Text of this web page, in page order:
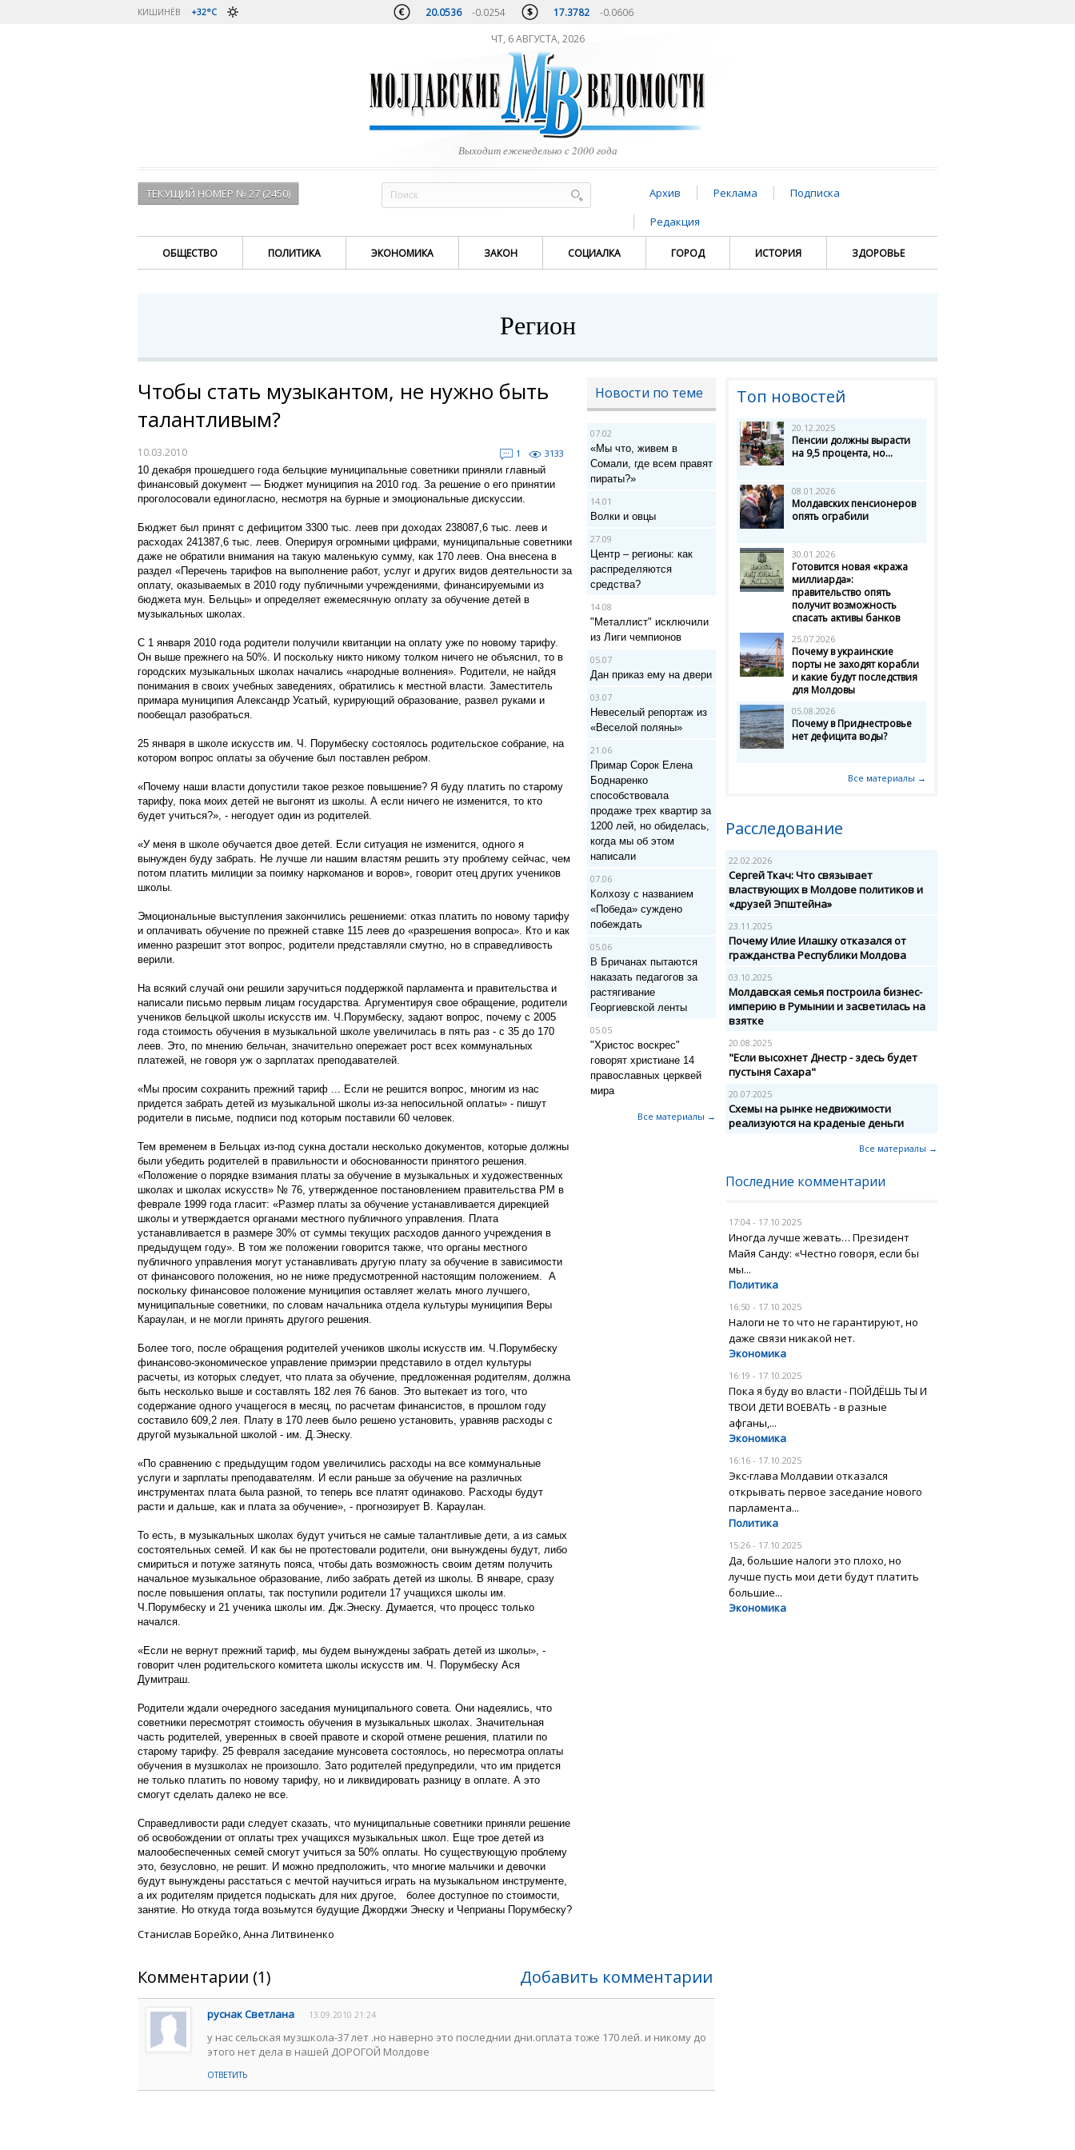
КИШИНЁВ +32°C 20.0536 -0.0254 17.3782 -0.0606
ЧТ, 6 АВГУСТА, 2026
Выходит еженедельно с 2000 года
ТЕКУЩИЙ НОМЕР № 27 (2450) Архив Реклама
Подписка
Редакция
ОБЩЕСТВО ПОЛИТИКА ЭКОНОМИКА ЗАКОН СОЦИАЛКА ГОРОД ИСТОРИЯ ЗДОРОВЬЕ
Регион
Чтобы стать музыкантом, не нужно быть
талантливым?
10.03.2010 1
3133
10 декабря прошедшего года бельцкие муниципальные советники приняли главный
финансовый документ — Бюджет муниципия на 2010 год. За решение о его принятии
проголосовали единогласно, несмотря на бурные и эмоциональные дискуссии.
Бюджет был принят с дефицитом 3300 тыс. леев при доходах 238087,6 тыс. леев и
расходах 241387,6 тыс. леев. Оперируя огромными цифрами, муниципальные советники
даже не обратили внимания на такую маленькую сумму, как 170 леев. Она внесена в
раздел «Перечень тарифов на выполнение работ, услуг и других видов деятельности за
оплату, оказываемых в 2010 году публичными учреждениями, финансируемыми из
бюджета мун. Бельцы» и определяет ежемесячную оплату за обучение детей в
музыкальных школах.
С 1 января 2010 года родители получили квитанции на оплату уже по новому тарифу.
Он выше прежнего на 50%. И поскольку никто никому толком ничего не объяснил, то в
городских музыкальных школах начались «народные волнения». Родители, не найдя
понимания в своих учебных заведениях, обратились к местной власти. Заместитель
примара муниципия Александр Усатый, курирующий образование, развел руками и
пообещал разобраться.
25 января в школе искусств им. Ч. Порумбеску состоялось родительское собрание, на
котором вопрос оплаты за обучение был поставлен ребром.
«Почему наши власти допустили такое резкое повышение? Я буду платить по старому
тарифу, пока моих детей не выгонят из школы. А если ничего не изменится, то кто
будет учиться?», - негодует один из родителей.
«У меня в школе обучается двое детей. Если ситуация не изменится, одного я
вынужден буду забрать. Не лучше ли нашим властям решить эту проблему сейчас, чем
потом платить милиции за поимку наркоманов и воров», говорит отец других учеников
школы.
Эмоциональные выступления закончились решениеми: отказ платить по новому тарифу
и оплачивать обучение по прежней ставке 115 леев до «разрешения вопроса». Кто и как
именно разрешит этот вопрос, родители представляли смутно, но в справедливость
верили.
На всякий случай они решили заручиться поддержкой парламента и правительства и
написали письмо первым лицам государства. Аргументируя свое обращение, родители
учеников бельцкой школы искусств им. Ч.Порумбеску, задают вопрос, почему с 2005
года стоимость обучения в музыкальной школе увеличилась в пять раз - с 35 до 170
леев. Это, по мнению бельчан, значительно опережает рост всех коммунальных
платежей, не говоря уж о зарплатах преподавателей.
«Мы просим сохранить прежний тариф ... Если не решится вопрос, многим из нас
придется забрать детей из музыкальной школы из-за непосильной оплаты» - пишут
родители в письме, подписи под которым поставили 60 человек.
Тем временем в Бельцах из-под сукна достали несколько документов, которые должны
были убедить родителей в правильности и обоснованности принятого решения.
«Положение о порядке взимания платы за обучение в музыкальных и художественных
школах и школах искусств» № 76, утвержденное постановлением правительства РМ в
феврале 1999 года гласит: «Размер платы за обучение устанавливается дирекцией
школы и утверждается органами местного публичного управления. Плата
устанавливается в размере 30% от суммы текущих расходов данного учреждения в
предыдущем году». В том же положении говорится также, что органы местного
публичного управления могут устанавливать другую плату за обучение в зависимости
от финансового положения, но не ниже предусмотренной настоящим положением. А
поскольку финансовое положение муниципия оставляет желать много лучшего,
муниципальные советники, по словам начальника отдела культуры муниципия Веры
Караулан, и не могли принять другого решения.
Более того, после обращения родителей учеников школы искусств им. Ч.Порумбеску
финансово-экономическое управление примэрии представило в отдел культуры
расчеты, из которых следует, что плата за обучение, предложенная родителям, должна
быть несколько выше и составлять 182 лея 76 банов. Это вытекает из того, что
содержание одного учащегося в месяц, по расчетам финансистов, в прошлом году
составило 609,2 лея. Плату в 170 леев было решено установить, уравняв расходы с
другой музыкальной школой - им. Д.Энеску.
«По сравнению с предыдущим годом увеличились расходы на все коммунальные
услуги и зарплаты преподавателям. И если раньше за обучение на различных
инструментах плата была разной, то теперь все платят одинаково. Расходы будут
расти и дальше, как и плата за обучение», - прогнозирует В. Караулан.
То есть, в музыкальных школах будут учиться не самые талантливые дети, а из самых
состоятельных семей. И как бы не протестовали родители, они вынуждены будут, либо
смириться и потуже затянуть пояса, чтобы дать возможность своим детям получить
начальное музыкальное образование, либо забрать детей из школы. В январе, сразу
после повышения оплаты, так поступили родители 17 учащихся школы им.
Ч.Порумбеску и 21 ученика школы им. Дж.Энеску. Думается, что процесс только
начался.
«Если не вернут прежний тариф, мы будем вынуждены забрать детей из школы», -
говорит член родительского комитета школы искусств им. Ч. Порумбеску Ася
Думитраш.
Родители ждали очередного заседания муниципального совета. Они надеялись, что
советники пересмотрят стоимость обучения в музыкальных школах. Значительная
часть родителей, уверенных в своей правоте и скорой отмене решения, платили по
старому тарифу. 25 февраля заседание мунсовета состоялось, но пересмотра оплаты
обучения в музшколах не произошло. Зато родителей предупредили, что им придется
не только платить по новому тарифу, но и ликвидировать разницу в оплате. А это
смогут сделать далеко не все.
Справедливости ради следует сказать, что муниципальные советники приняли решение
об освобождении от оплаты трех учащихся музыкальных школ. Еще трое детей из
малообеспеченных семей смогут учиться за 50% оплаты. Но существующую проблему
это, безусловно, не решит. И можно предположить, что многие мальчики и девочки
будут вынуждены расстаться с мечтой научиться играть на музыкальном инструменте,
а их родителям придется подыскать для них другое,
более доступное по стоимости,
занятие. Но откуда тогда возьмутся будущие Джорджи Энеску и Чеприаны Порумбеску?
Станислав Борейко, Анна Литвиненко
Новости по теме
07.02
«Мы что, живем в
Сомали, где всем правят
пираты?»
14.01
Волки и овцы
27.09
Центр – регионы: как
распределяются
средства?
14.08
"Металлист" исключили
из Лиги чемпионов
05.07
Дан приказ ему на двери
03.07
Невеселый репортаж из
«Веселой поляны»
21.06
Примар Сорок Елена
Боднаренко
способствовала
продаже трех квартир за
1200 лей, но обиделась,
когда мы об этом
написали
07.06
Колхозу с названием
«Победа» суждено
побеждать
05.06
В Бричанах пытаются
наказать педагогов за
растягивание
Георгиевской ленты
05.05
"Христос воскрес"
говорят христиане 14
православных церквей
мира
Все материалы →
Комментарии (1) Добавить комментарии
руснак Светлана 13.09.2010 21:24
у нас сельская музшкола-37 лет .но наверно это последнии дни.оплата тоже 170 лей. и никому до
этого нет дела в нашей ДОРОГОЙ Молдове
ОТВЕТИТЬ
Топ новостей
20.12.2025
Пенсии должны вырасти
на 9,5 процента, но...
08.01.2026
Молдавских пенсионеров
опять ограбили
30.01.2026
Готовится новая «кража
миллиарда»:
правительство опять
получит возможность
спасать активы банков
25.07.2026
Почему в украинские
порты не заходят корабли
и какие будут последствия
для Молдовы
05.08.2026
Почему в Приднестровье
нет дефицита воды?
Все материалы →
Расследование
22.02.2026
Сергей Ткач: Что связывает
властвующих в Молдове политиков и
«друзей Эпштейна»
23.11.2025
Почему Илие Илашку отказался от
гражданства Республики Молдова
03.10.2025
Молдавская семья построила бизнес-
империю в Румынии и засветилась на
взятке
20.08.2025
"Если высохнет Днестр - здесь будет
пустыня Сахара"
20.07.2025
Схемы на рынке недвижимости
реализуются на краденые деньги
Все материалы →
Последние комментарии
17:04 - 17.10.2025
Иногда лучше жевать… Президент
Майя Санду: «Честно говоря, если бы
мы...
Политика
16:50 - 17.10.2025
Налоги не то что не гарантируют, но
даже связи никакой нет.
Экономика
16:19 - 17.10.2025
Пока я буду во власти - ПОЙДЁШЬ ТЫ И
ТВОИ ДЕТИ ВОЕВАТЬ - в разные
афганы,...
Экономика
16:16 - 17.10.2025
Экс-глава Молдавии отказался
открывать первое заседание нового
парламента...
Политика
15:26 - 17.10.2025
Да, большие налоги это плохо, но
лучше пусть мои дети будут платить
большие...
Экономика